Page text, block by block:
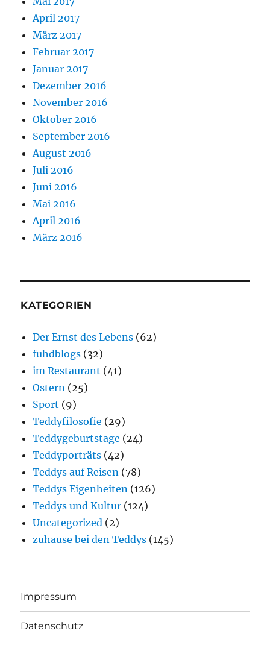
April 2017
März 2017
Februar 2017
Januar 2017
Dezember 2016
November 2016
Oktober 2016
September 2016
August 2016
Juli 2016
Juni 2016
Mai 2016
April 2016
März 2016
KATEGORIEN
Der Ernst des Lebens (62)
fuhdblogs (32)
im Restaurant (41)
Ostern (25)
Sport (9)
Teddyfilosofie (29)
Teddygeburtstage (24)
Teddyporträts (42)
Teddys auf Reisen (78)
Teddys Eigenheiten (126)
Teddys und Kultur (124)
Uncategorized (2)
zuhause bei den Teddys (145)
Impressum
Datenschutz